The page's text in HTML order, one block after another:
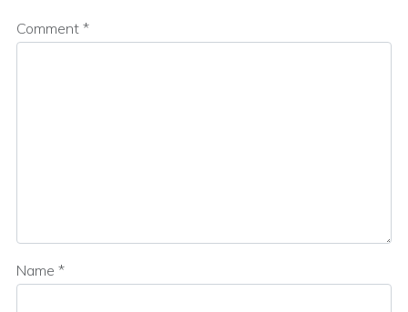
Comment *
Name *